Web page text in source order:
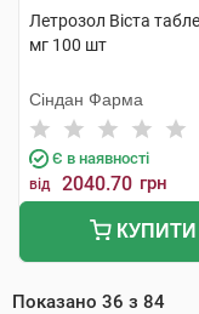
Летрозол Віста
мг 100 шт
Сіндан Фарма
Є в наявності
від 2040.70 грн
КУПИТИ
Показано 36 з 84